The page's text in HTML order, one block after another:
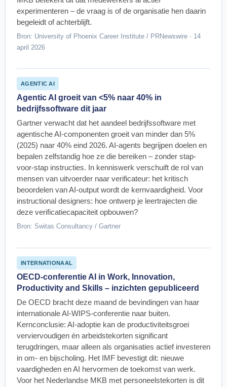
experimenteren – de vraag is of de organisatie hen daarin
begeleidt of achterblijft.
Bron: University of Phoenix Career Institute / PRNewswire · 14
april 2026
AGENTIC AI
Agentic AI groeit van <5% naar 40% in
bedrijfssoftware dit jaar
Gartner verwacht dat het aandeel bedrijfssoftware met
agentische AI-componenten groeit van minder dan 5%
(2025) naar 40% eind 2026. AI-agents begrijpen doelen en
bepalen zelfstandig hoe ze die bereiken – zonder stap-
voor-stap instructies. In kenniswerk verschuift de rol van
mensen van uitvoerder naar verificateur: het kritisch
beoordelen van AI-output wordt de kernvaardigheid. Voor
instructional designers: hoe ontwerp je leertrajecten die
deze verificatiecapaciteit opbouwen?
Bron: Switas Consultancy / Gartner
INTERNATIONAAL
OECD-conferentie AI in Work, Innovation,
Productivity and Skills – inzichten gepubliceerd
De OECD bracht deze maand de bevindingen van haar
internationale AI-WIPS-conferentie naar buiten.
Kernconclusie: AI-adoptie kan de productiviteitsgroei
verviervoudigen én arbeidstekorten significant
terugdringen, maar alleen als organisaties actief investeren
in om- en bijscholing. Het IMF bevestigt dit: nieuwe
vaardigheden en AI hervormen de toekomst van werk.
Voor het Nederlandse MKB met personeelstekorten is dit